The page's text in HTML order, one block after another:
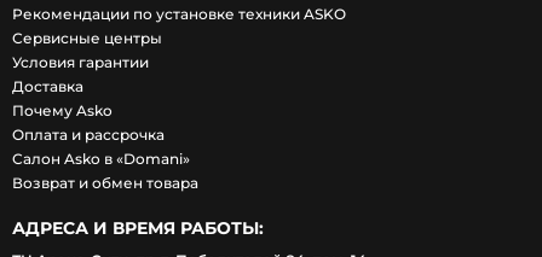
Рекомендации по установке техники ASKO
Сервисные центры
Условия гарантии
Доставка
Почему Asko
Оплата и рассрочка
Салон Asko в «Domani»
Возврат и обмен товара
АДРЕСА И ВРЕМЯ РАБОТЫ: